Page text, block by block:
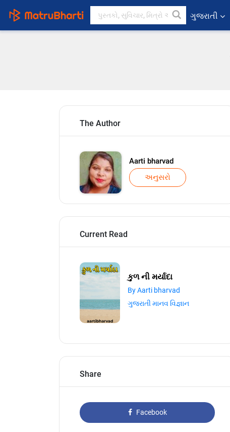
ગુજરાતી
The Author
Aarti bharvad
અનુસરો
Current Read
કુળ ની મર્યાદા
By Aarti bharvad
ગુજરાતી માનવ વિજ્ઞાન
Share
Facebook